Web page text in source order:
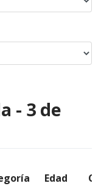
- 3 de
Edad